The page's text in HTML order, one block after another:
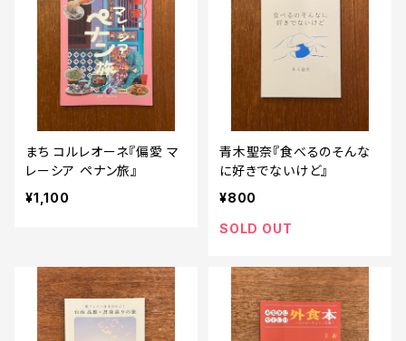
まち コルレオーネ『偏愛 マ
レーシア ペナン旅』
¥1,100
青木聖奈『食べるのそんな
に好きでないけど』
¥800
SOLD OUT